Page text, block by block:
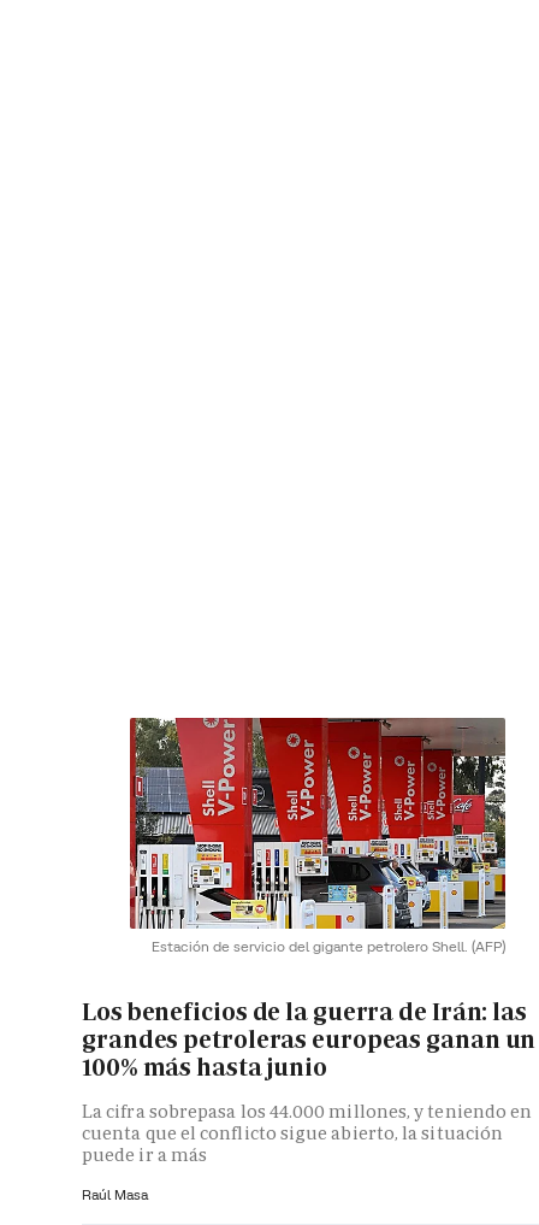
Estación de servicio del gigante petrolero Shell. (AFP)
Los beneficios de la guerra de Irán: las
grandes petroleras europeas ganan un
100% más hasta junio
La cifra sobrepasa los 44.000 millones, y teniendo en
cuenta que el conflicto sigue abierto, la situación
puede ir a más
Raúl Masa